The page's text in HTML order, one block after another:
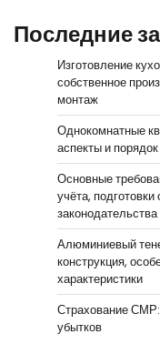
Последние
Изготовление
собственное
монтаж
Однокомнатные
аспекты и
Основные
учёта,
законодательства
Алюминиевый
конструкция,
характеристики
Страхование СМР:
убытков